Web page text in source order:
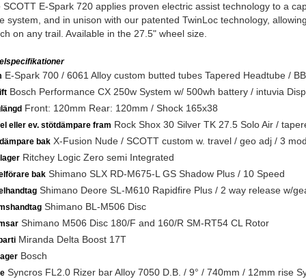
SCOTT E-Spark 720 applies proven electric assist technology to a
system, and in unison with our patented TwinLoc technology,
on any trail. Available in the 27.5" wheel size.
E-Spark 700 / 6061 Alloy custom butted tubes Tapered Headtube /
Bosch Performance CX 250w System w/ 500wh battery / intuvia
Front: 120mm Rear: 120mm / Shock 165x38
eller ev. stötdämpare fram Rock Shox 30 Silver TK 27.5 Solo Air /
bakX-Fusion Nude / SCOTT custom w. travel / geo adj / 3
Ritchey Logic Zero semi Integrated
bakShimano SLX RD-M675-L GS Shadow Plus / 10 Speed
Shimano Deore SL-M610 Rapidfire Plus / 2 way release w/
Shimano BL-M506 Disc
Shimano M506 Disc 180/F and 160/R SM-RT54 CL Rotor
Miranda Delta Boost 17T
Bosch
Syncros FL2.0 Rizer bar Alloy 7050 D.B. / 9° / 740mm / 12mm rise